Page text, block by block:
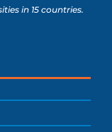
in 15 countries.